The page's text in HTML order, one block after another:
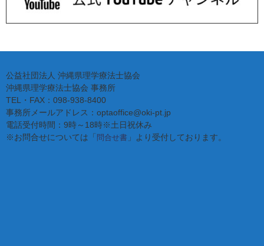
公益社団法人 沖縄県理学療法士協会
沖縄県理学療法士協会 事務所
TEL・FAX：098-938-8400
事務所メールアドレス：optaoffice@oki-pt.jp
電話受付時間：9時～18時※土日祝休み
※お問合せについては「 問合せ書 」より受付しております。